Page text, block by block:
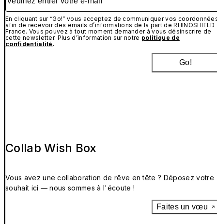
En cliquant sur “Go!” vous acceptez de communiquer vos
afin de recevoir des emails d’informations de la part de RHINOSHIELD
France. Vous pouvez à tout moment demander à vous désinscrire de
cette newsletter. Plus d’information sur notre politique de
confidentialité .
Go!
Collab Wish Box
Vous avez une collaboration de rêve en tête ? Déposez votre
souhait ici — nous sommes à l'écoute !
Faites un vœu